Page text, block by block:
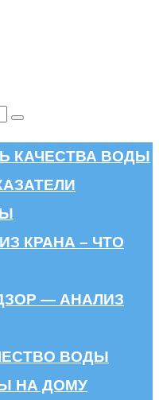
КАЧЕСТВА ВОДЫ
КРАНА – ЧТО
— АНАЛИЗ
ВОДЫ
НА ДОМУ